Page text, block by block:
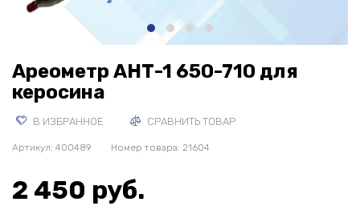
Ареометр АНТ-1 650-710 для
керосина
В ИЗБРАННОЕ СРАВНИТЬ ТОВАР
Артикул: 400489 Номер товара: 21604
2 450 руб.